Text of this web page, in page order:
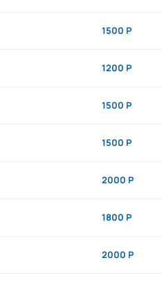
1500 Р
1200 Р
1500 Р
1500 Р
2000 Р
1800 Р
2000 Р